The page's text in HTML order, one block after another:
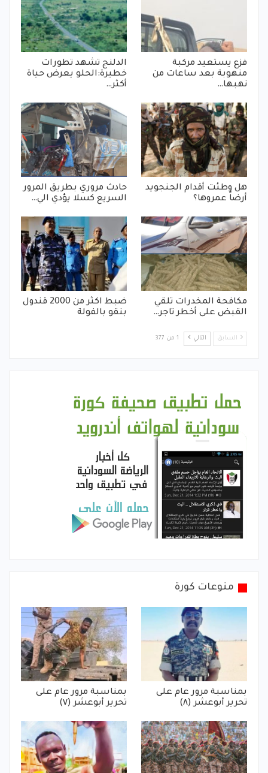
فزع يستعيد مركبة
منهوبة بعد ساعات من
نهبها…
الدلنج تشهد تطورات
خطيرة:الحلو يعرض حياة
أكثر…
هل وطئت أقدام الجنجويد
أرضاً عمروها؟
حادث مروري بطريق المرور
السريع كسلا يؤدي الي…
مكافحة المخدرات تلقي
القبض على أخطر تاجر…
ضبط اكثر من 2000 قندول
بنقو بالفولة
السابق التالي 1 من 377
منوعات كورة
بمناسبة مرور عام على
تحرير أبوعشر (٨)
بمناسبة مرور عام على
تحرير أبوعشر (٧)